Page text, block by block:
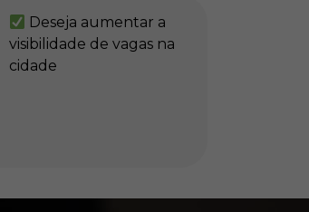
Deseja aumentar a
visibilidade de vagas na
cidade